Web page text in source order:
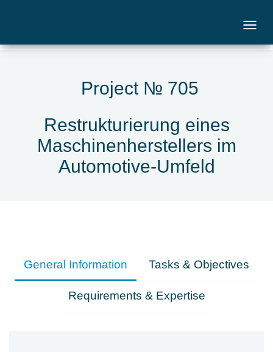
Project № 705
Restrukturierung eines
Maschinenherstellers im
Automotive-Umfeld
General Information Tasks & Objectives
Requirements & Expertise